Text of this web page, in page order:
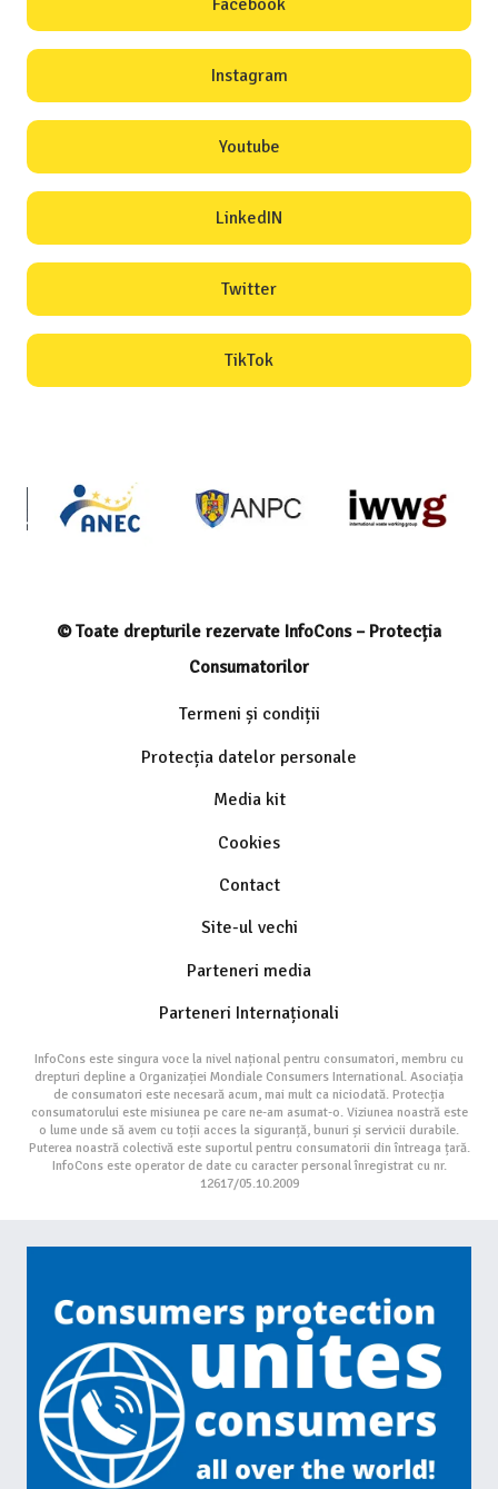
Facebook
Instagram
Youtube
LinkedIN
Twitter
TikTok
© Toate drepturile rezervate InfoCons – Protecția
Consumatorilor
Termeni și condiții
Protecția datelor personale
Media kit
Cookies
Contact
Site-ul vechi
Parteneri media
Parteneri Internaționali
InfoCons este singura voce la nivel național pentru consumatori, membru cu
drepturi depline a Organizației Mondiale Consumers International. Asociația
de consumatori este necesară acum, mai mult ca niciodată. Protecția
consumatorului este misiunea pe care ne-am asumat-o. Viziunea noastră este
o lume unde să avem cu toții acces la siguranță, bunuri și servicii durabile.
Puterea noastră colectivă este suportul pentru consumatorii din întreaga țară.
InfoCons este operator de date cu caracter personal înregistrat cu nr.
12617/05.10.2009